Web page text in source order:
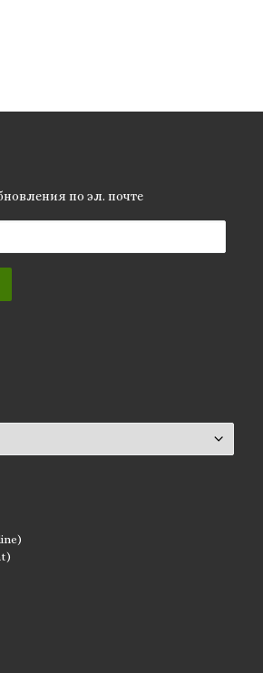
по эл. почте